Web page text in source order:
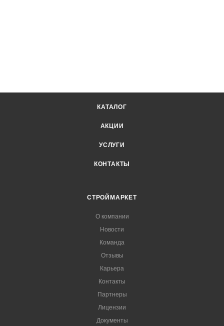
КАТАЛОГ
АКЦИИ
УСЛУГИ
КОНТАКТЫ
СТРОЙМАРКЕТ
О компании
Новости
Команда
Отзывы
Карьера
Контакты
Партнеры
Лицензии
Документы